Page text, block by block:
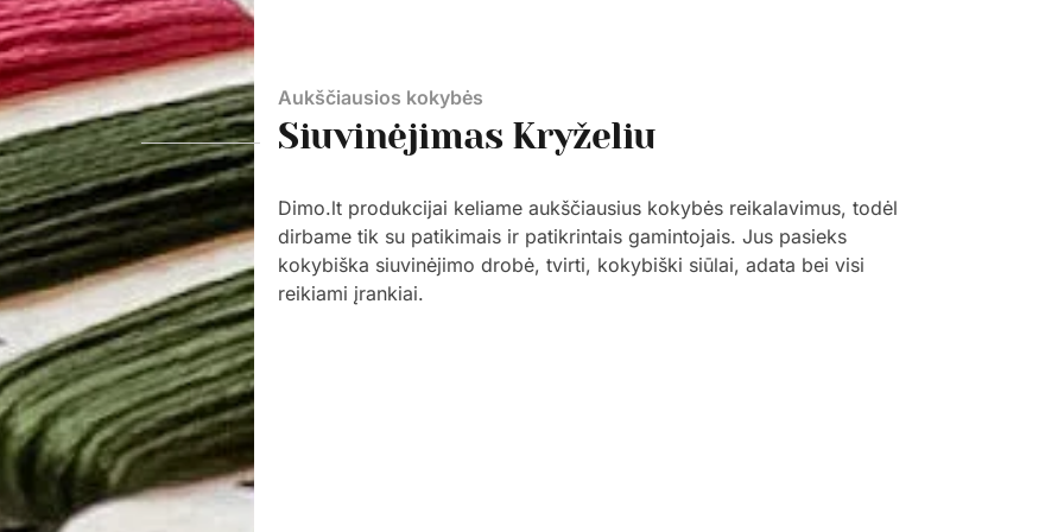
Aukščiausios kokybės
Siuvinėjimas Kryželiu
Dimo.lt produkcijai keliame aukščiausius kokybės reikalavimus, todėl
dirbame tik su patikimais ir patikrintais gamintojais. Jus pasieks
kokybiška siuvinėjimo drobė, tvirti, kokybiški siūlai, adata bei visi
reikiami įrankiai.